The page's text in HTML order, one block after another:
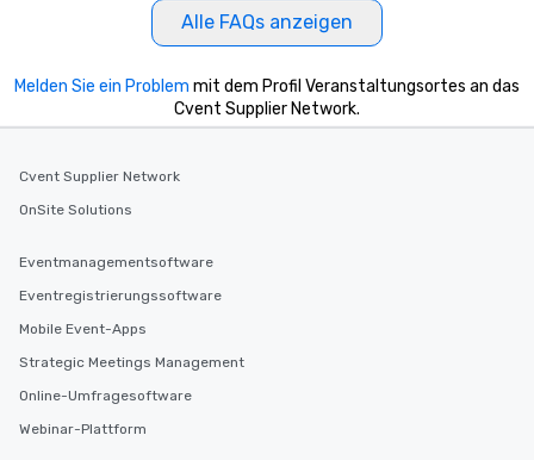
Alle FAQs anzeigen
Melden Sie ein Problem mit dem Profil Veranstaltungsortes an das
Cvent Supplier Network.
Cvent Supplier Network
OnSite Solutions
Eventmanagementsoftware
Eventregistrierungssoftware
Mobile Event-Apps
Strategic Meetings Management
Online-Umfragesoftware
Webinar-Plattform